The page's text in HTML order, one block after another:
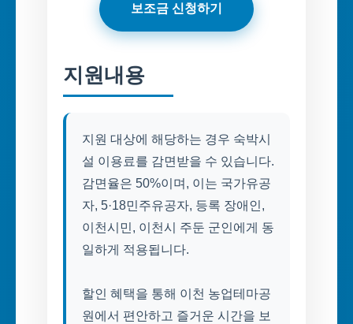
보조금 신청하기
지원내용
지원 대상에 해당하는 경우 숙박시
설 이용료를 감면받을 수 있습니다.
감면율은 50%이며, 이는 국가유공
자, 5·18민주유공자, 등록 장애인,
이천시민, 이천시 주둔 군인에게 동
일하게 적용됩니다.
할인 혜택을 통해 이천 농업테마공
원에서 편안하고 즐거운 시간을 보